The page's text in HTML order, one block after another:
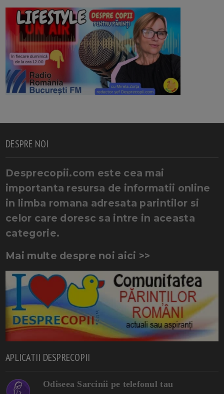
DESPRE NOI
Desprecopii.com este cea mai
importanta resursa de informatii online
in limba romana adresata parintilor si
celor care doresc sa intre in aceasta
categorie.
Mai multe despre noi aici >>
APLICATII DESPRECOPII
Odiseea Sarcinii pe telefonul tau